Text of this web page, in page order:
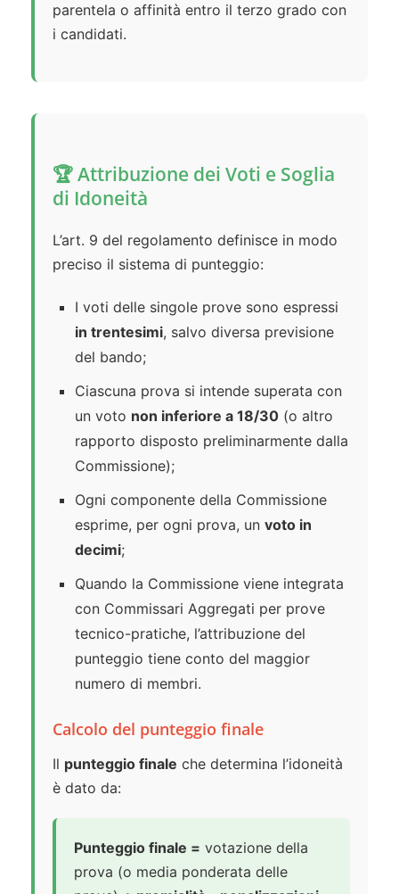
parentela o affinità entro il terzo grado con
i candidati.
🏆 Attribuzione dei Voti e Soglia
di Idoneità
L’art. 9 del regolamento definisce in modo
preciso il sistema di punteggio:
I voti delle singole prove sono espressi
in trentesimi, salvo diversa previsione
del bando;
Ciascuna prova si intende superata con
un voto non inferiore a 18/30 (o altro
rapporto disposto preliminarmente dalla
Commissione);
Ogni componente della Commissione
esprime, per ogni prova, un voto in
decimi;
Quando la Commissione viene integrata
con Commissari Aggregati per prove
tecnico-pratiche, l’attribuzione del
punteggio tiene conto del maggior
numero di membri.
Calcolo del punteggio finale
Il punteggio finale che determina l’idoneità
è dato da:
Punteggio finale = votazione della
prova (o media ponderata delle